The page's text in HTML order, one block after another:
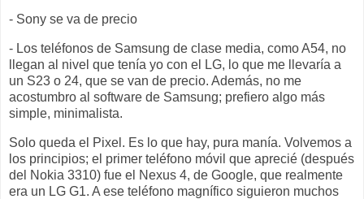
- Sony se va de precio
- Los teléfonos de Samsung de clase media, como A54, no
llegan al nivel que tenía yo con el LG, lo que me llevaría a
un S23 o 24, que se van de precio. Además, no me
acostumbro al software de Samsung; prefiero algo más
simple, minimalista.
Solo queda el Pixel. Es lo que hay, pura manía. Volvemos a
los principios; el primer teléfono móvil que aprecié (después
del Nokia 3310) fue el Nexus 4, de Google, que realmente
era un LG G1. A ese teléfono magnífico siguieron muchos